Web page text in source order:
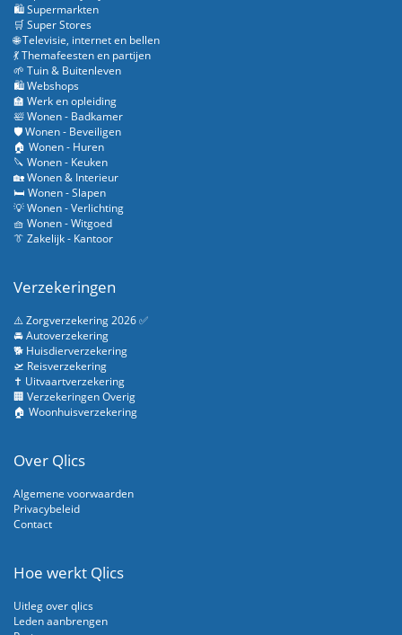
🛍️ Supermarkten
🛒 Super Stores
🌐 Televisie, internet en bellen
💃 Themafeesten en partijen
🌱 Tuin & Buitenleven
🛍️ Webshops
🏫 Werk en opleiding
🛀 Wonen - Badkamer
🛡️ Wonen - Beveiligen
🏠 Wonen - Huren
🔪 Wonen - Keuken
🏡 Wonen & Interieur
🛏️ Wonen - Slapen
💡 Wonen - Verlichting
🧺 Wonen - Witgoed
👔 Zakelijk - Kantoor
Verzekeringen
⚠️ Zorgverzekering 2026 ✅
🚘 Autoverzekering
🐕 Huisdierverzekering
🛫 Reisverzekering
✝️ Uitvaartverzekering
🏢 Verzekeringen Overig
🏠 Woonhuisverzekering
Over Qlics
Algemene voorwaarden
Privacybeleid
Contact
Hoe werkt Qlics
Uitleg over qlics
Leden aanbrengen